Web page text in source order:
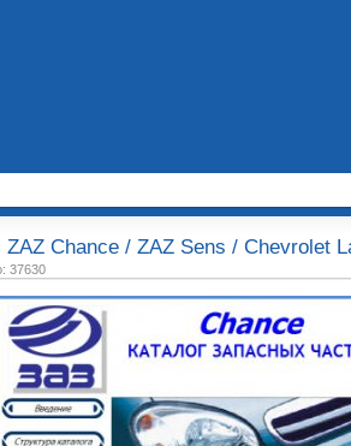
ZAZ Chance / ZAZ Sens / Chevrolet
37630